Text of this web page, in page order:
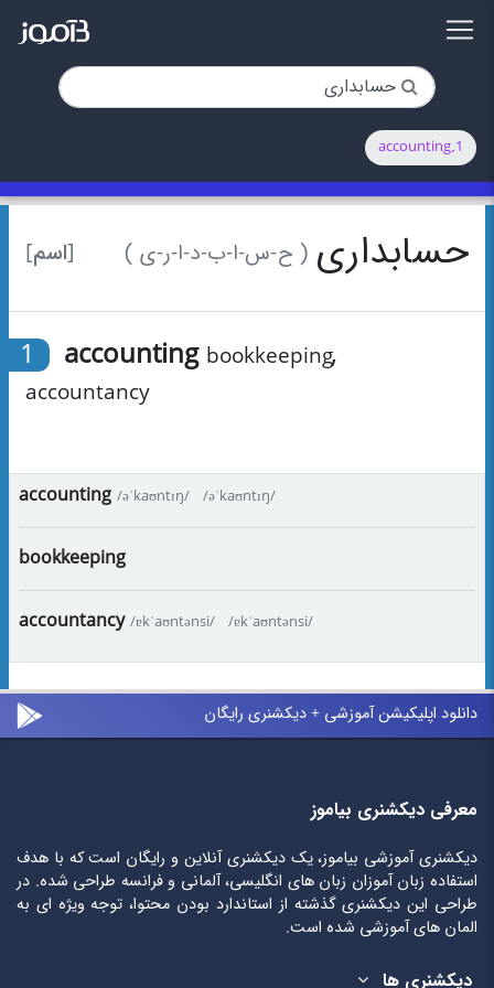
1.accounting
[اسم] حسابداری ( ح-س-ا-ب-د-ا-ر-ی )
1 accounting bookkeeping
,
accountancy
accounting /əˈkaʊntɪŋ/ /əˈkaʊntɪŋ/
bookkeeping
accountancy /ɐkˈaʊntənsi/ /ɐkˈaʊntənsi/
دانلود اپلیکیشن آموزشی + دیکشنری رایگان
معرفی دیکشنری بیاموز
دیکشنری آموزشی بیاموز، یک دیکشنری آنلاین و رایگان است که با هدف
استفاده زبان آموزان زبان های انگلیسی، آلمانی و فرانسه طراحی شده. در
طراحی این دیکشنری گذشته از استاندارد بودن محتوا، توجه ویژه ای به
المان های آموزشی شده است.
دیکشنری ها